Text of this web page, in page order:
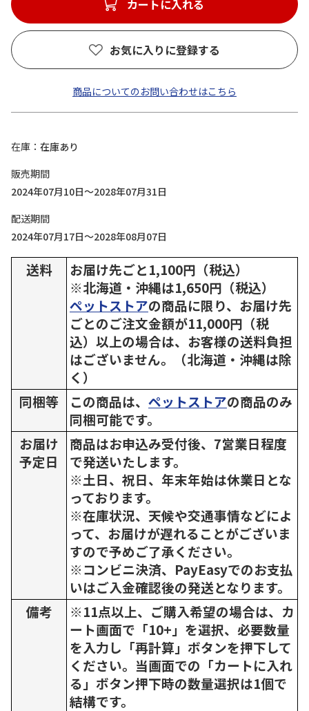
カートに入れる
お気に入りに登録する
商品についてのお問い合わせはこちら
在庫
在庫あり
販売期間
2024年07月10日～2028年07月31日
配送期間
2024年07月17日～2028年08月07日
送料
お届け先ごと1,100円（税込）
※北海道・沖縄は1,650円（税込）
ペットストアの商品に限り、お届け先
ごとのご注文金額が11,000円（税
込）以上の場合は、お客様の送料負担
はございません。（北海道・沖縄は除
く）
同梱等
この商品は、 ペットストアの商品のみ
同梱可能です。
お届け
予定日
商品はお申込み受付後、7営業日程度
で発送いたします。
※土日、祝日、年末年始は休業日とな
っております。
※在庫状況、天候や交通事情などによ
って、お届けが遅れることがございま
すので予めご了承ください。
※コンビニ決済、PayEasyでのお支払
いはご入金確認後の発送となります。
備考
※11点以上、ご購入希望の場合は、カ
ート画面で「10+」を選択、必要数量
を入力し「再計算」ボタンを押下して
ください。当画面での「カートに入れ
る」ボタン押下時の数量選択は1個で
結構です。